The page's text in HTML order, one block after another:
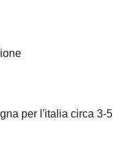
per l'italia circa 3-5